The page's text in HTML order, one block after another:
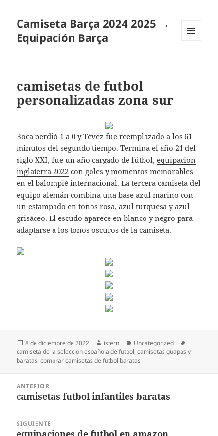
Camiseta Barça 2024 2025 →
Equipación Barça
camisetas de futbol
personalizadas zona sur
Boca perdió 1 a 0 y Tévez fue reemplazado a los 61
minutos del segundo tiempo. Termina el año 21 del
siglo XXI, fue un año cargado de fútbol,equipacion
inglaterra 2022 con goles y momentos memorables
en el balompié internacional. La tercera camiseta del
equipo alemán combina una base azul marino con
un estampado en tonos rosa, azul turquesa y azul
grisáceo. El escudo aparece en blanco y negro para
adaptarse a los tonos oscuros de la camiseta.
Publicado
el
8 de diciembre de 2022 Autor
istern Categorías
Uncategorized
camiseta de la seleccion española de futbol,camisetas guapas y
baratas,comprar camisetas de futbol baratas
entradas
ANTERIOR
Entrada
camisetas futbol infantiles baratas
SIGUIENTE
Entrada
equipaciones de futbol en amazon